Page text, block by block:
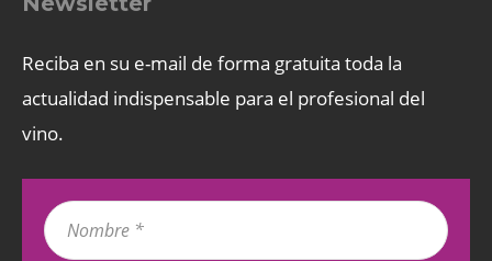
Reciba en su e-mail de forma gratuita toda la
actualidad indispensable para el profesional del
vino.